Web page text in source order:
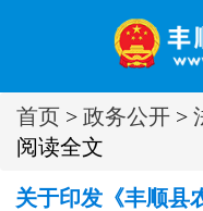
首页 > 政务公开 >
阅读全文
关于印发《丰顺县